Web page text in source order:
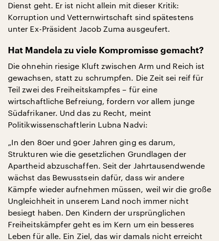
Dienst geht. Er ist nicht allein mit dieser Kritik:
Korruption und Vetternwirtschaft sind spätestens
unter Ex-Präsident Jacob Zuma ausgeufert.
Hat Mandela zu viele Kompromisse gemacht?
Die ohnehin riesige Kluft zwischen Arm und Reich ist
gewachsen, statt zu schrumpfen. Die Zeit sei reif für
Teil zwei des Freiheitskampfes – für eine
wirtschaftliche Befreiung, fordern vor allem junge
Südafrikaner. Und das zu Recht, meint
Politikwissenschaftlerin Lubna Nadvi:
„In den 80er und 90er Jahren ging es darum,
Strukturen wie die gesetzlichen Grundlagen der
Apartheid abzuschaffen. Seit der Jahrtausendwende
wächst das Bewusstsein dafür, dass wir andere
Kämpfe wieder aufnehmen müssen, weil wir die große
Ungleichheit in unserem Land noch immer nicht
besiegt haben. Den Kindern der ursprünglichen
Freiheitskämpfer geht es im Kern um ein besseres
Leben für alle. Ein Ziel, das wir damals nicht erreicht